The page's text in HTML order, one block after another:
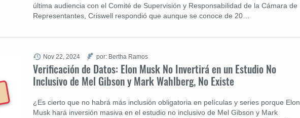
última audiencia con el Comité de Supervisión y Responsabilidad de la Cámara de
Representantes, Criswell respondió que aunque se conoce de 20…
Verificación de Datos: Elon Musk No Invertirá en un Estudio No
Inclusivo de Mel Gibson y Mark Wahlberg, No Existe
¿Es cierto que no habrá más inclusión obligatoria en películas y series porque Elon
Musk hará inversión masiva en el estudio no inclusivo de Mel Gibson y Mark
Nov 22, 2024 por: Bertha Ramos